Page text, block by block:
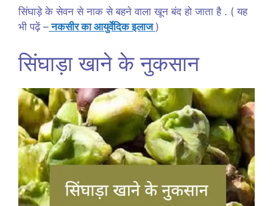
सिंघाड़े के सेवन से नाक से बहने वाला खून बंद हो जाता है . ( यह
भी पढ़ें –नकसीर का आयुर्वेदिक इलाज )
सिंघाड़ा खाने के नुकसान